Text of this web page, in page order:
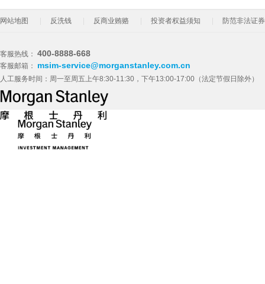
网站地图 反洗钱 反商业贿赂 投资者权益须知 防范非法证
客服热线： 400-8888-668
客服邮箱： msim-service@morganstanley.com.cn
人工服务时间：周一至周五上午8:30-11:30，下午13:00-17:00（法定节假日除外）